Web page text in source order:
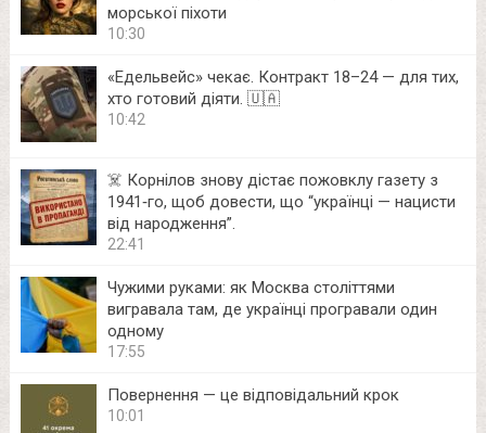
морської піхоти
10:30
«Едельвейс» чекає. Контракт 18–24 — для тих,
хто готовий діяти. 🇺🇦
10:42
☠️ Корнілов знову дістає пожовклу газету з
1941‑го, щоб довести, що “українці — нацисти
від народження”.
22:41
Чужими руками: як Москва століттями
вигравала там, де українці програвали один
одному
17:55
Повернення — це відповідальний крок
10:01